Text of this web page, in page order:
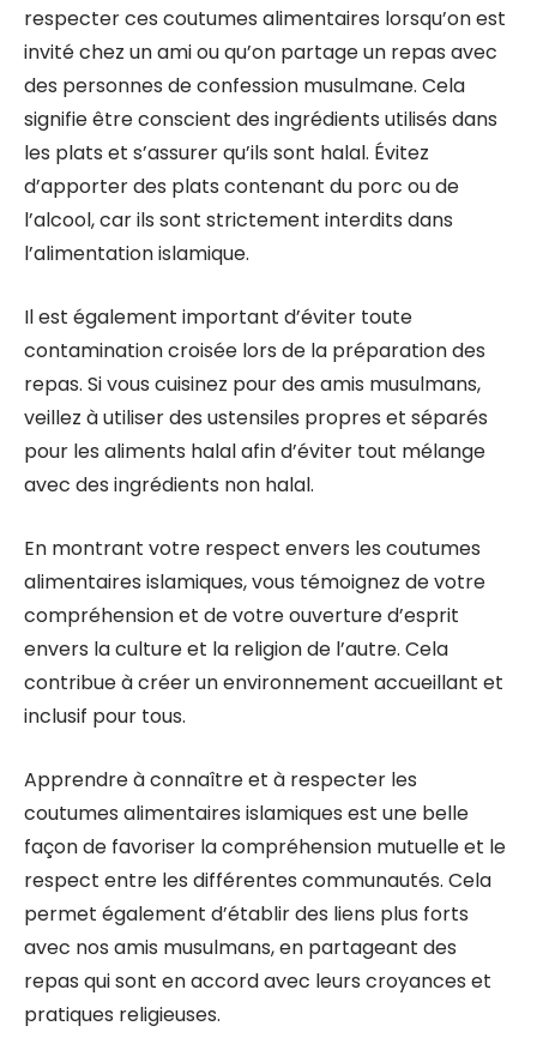
respecter ces coutumes alimentaires lorsqu’on est
invité chez un ami ou qu’on partage un repas avec
des personnes de confession musulmane. Cela
signifie être conscient des ingrédients utilisés dans
les plats et s’assurer qu’ils sont halal. Évitez
d’apporter des plats contenant du porc ou de
l’alcool, car ils sont strictement interdits dans
l’alimentation islamique.
Il est également important d’éviter toute
contamination croisée lors de la préparation des
repas. Si vous cuisinez pour des amis musulmans,
veillez à utiliser des ustensiles propres et séparés
pour les aliments halal afin d’éviter tout mélange
avec des ingrédients non halal.
En montrant votre respect envers les coutumes
alimentaires islamiques, vous témoignez de votre
compréhension et de votre ouverture d’esprit
envers la culture et la religion de l’autre. Cela
contribue à créer un environnement accueillant et
inclusif pour tous.
Apprendre à connaître et à respecter les
coutumes alimentaires islamiques est une belle
façon de favoriser la compréhension mutuelle et le
respect entre les différentes communautés. Cela
permet également d’établir des liens plus forts
avec nos amis musulmans, en partageant des
repas qui sont en accord avec leurs croyances et
pratiques religieuses.